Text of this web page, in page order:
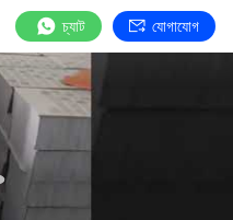
চ্যাট যোগাযোগ